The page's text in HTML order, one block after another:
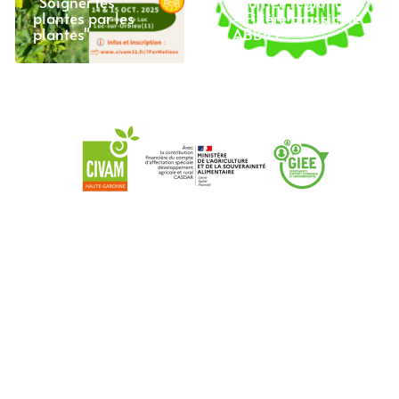
plantes par les
plantes"
- Filière brassicole
ABBIO